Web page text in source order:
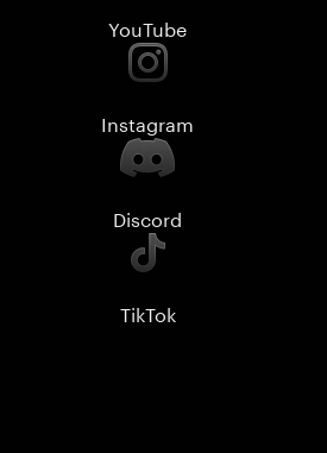
YouTube
Instagram
Discord
TikTok